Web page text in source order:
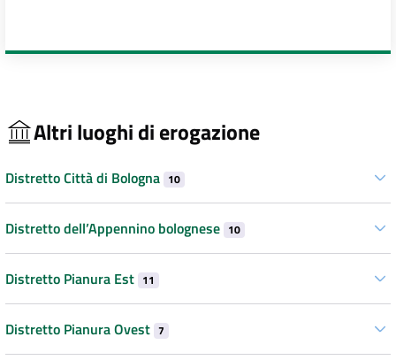
Altri luoghi di erogazione
Distretto Città di Bologna 10
Distretto dell’Appennino bolognese 10
Distretto Pianura Est 11
Distretto Pianura Ovest 7